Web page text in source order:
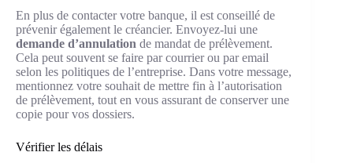
En plus de contacter votre banque, il est conseillé de
prévenir également le créancier. Envoyez-lui une
demande d’annulation de mandat de prélèvement.
Cela peut souvent se faire par courrier ou par email
selon les politiques de l’entreprise. Dans votre message,
mentionnez votre souhait de mettre fin à l’autorisation
de prélèvement, tout en vous assurant de conserver une
copie pour vos dossiers.
Vérifier les délais